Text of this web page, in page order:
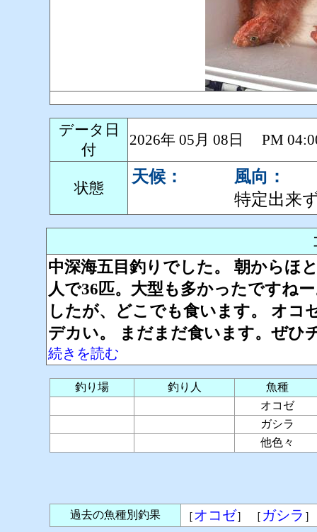
データ日
付
2026年 05月 08日 PM
状態
天候：
風向：
特定出来
中深海五目釣りでした。 朝からほ
人で36匹。大型も多かったですね
したが、どこでも食います。 オ
デカい。 まだまだ食います。ぜ
続きを読む
釣り場 釣り人
魚種
オコゼ
ガシラ
他色々
過去の魚種別釣果 ［オコゼ］ ［ ガシラ